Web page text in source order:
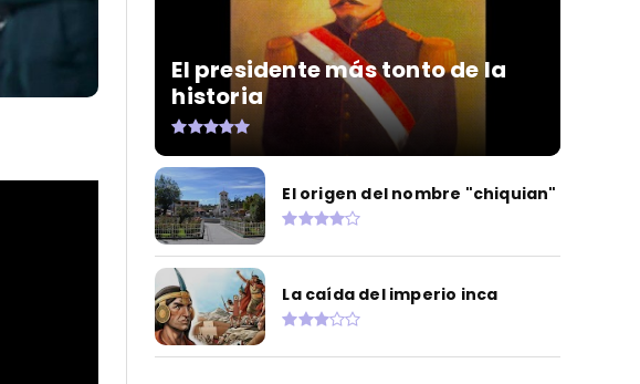
El presidente más tonto de la
historia
El origen del nombre "chiquian"
La caída del imperio inca